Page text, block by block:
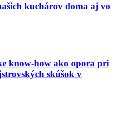
kuchárov doma aj vo
know-how ako opora pri
skúšok v